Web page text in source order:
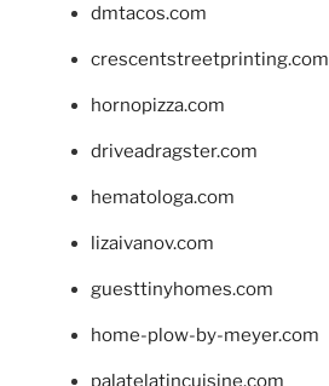
dmtacos.com
crescentstreetprinting.com
hornopizza.com
driveadragster.com
hematologa.com
lizaivanov.com
guesttinyhomes.com
home-plow-by-meyer.com
palatelatincuisine.com